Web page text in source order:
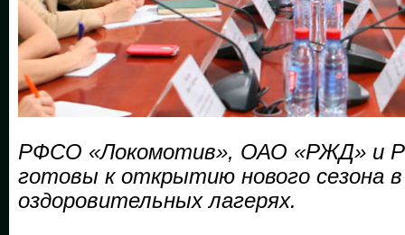
РФСО «Локомотив», ОАО «РЖД»
готовы к открытию нового сезона
оздоровительных лагерях.